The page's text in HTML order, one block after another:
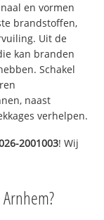
en vormen
brandstoffen,
Uit de
kan branden
Schakel
naast
verhelpen.
2001003! Wij